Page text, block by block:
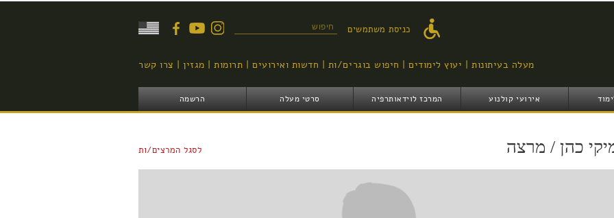
העיקרי
טופס חיפוש כניסת משתמשים
מעלה בעיתונות יעוץ לימודים חיפוש בוגרים/ות חדשות ואירועים תרומות מגזין צרו קשר
אירועי קולנוע המרכז לוידאותרפיה סרטי מעלה הרשמה
כהן / מרצה לסגל המרצים/ות